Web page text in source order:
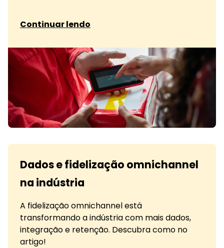
Continuar lendo
Dados e fidelização omnichannel
na indústria
A fidelização omnichannel está
transformando a indústria com mais dados,
integração e retenção. Descubra como no
artigo!